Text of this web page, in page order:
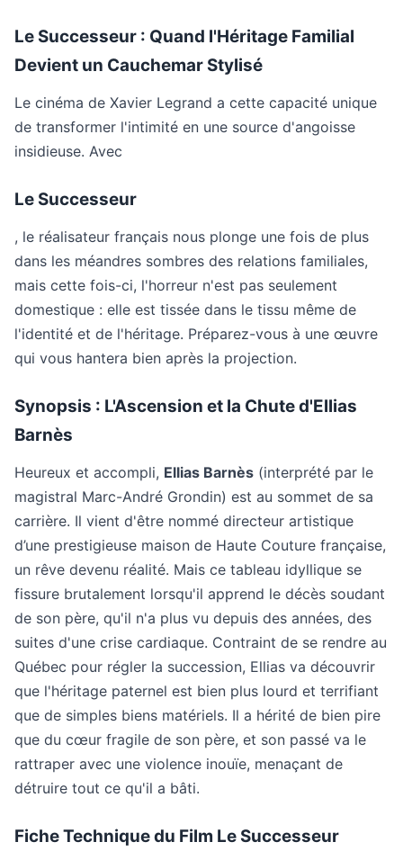
Le Successeur : Quand l'Héritage Familial
Devient un Cauchemar Stylisé
Le cinéma de Xavier Legrand a cette capacité unique
de transformer l'intimité en une source d'angoisse
insidieuse. Avec
Le Successeur
, le réalisateur français nous plonge une fois de plus
dans les méandres sombres des relations familiales,
mais cette fois-ci, l'horreur n'est pas seulement
domestique : elle est tissée dans le tissu même de
l'identité et de l'héritage. Préparez-vous à une œuvre
qui vous hantera bien après la projection.
Synopsis : L'Ascension et la Chute d'Ellias
Barnès
Heureux et accompli, Ellias Barnès (interprété par le
magistral Marc-André Grondin) est au sommet de sa
carrière. Il vient d'être nommé directeur artistique
d’une prestigieuse maison de Haute Couture française,
un rêve devenu réalité. Mais ce tableau idyllique se
fissure brutalement lorsqu'il apprend le décès soudant
de son père, qu'il n'a plus vu depuis des années, des
suites d'une crise cardiaque. Contraint de se rendre au
Québec pour régler la succession, Ellias va découvrir
que l'héritage paternel est bien plus lourd et terrifiant
que de simples biens matériels. Il a hérité de bien pire
que du cœur fragile de son père, et son passé va le
rattraper avec une violence inouïe, menaçant de
détruire tout ce qu'il a bâti.
Fiche Technique du Film Le Successeur